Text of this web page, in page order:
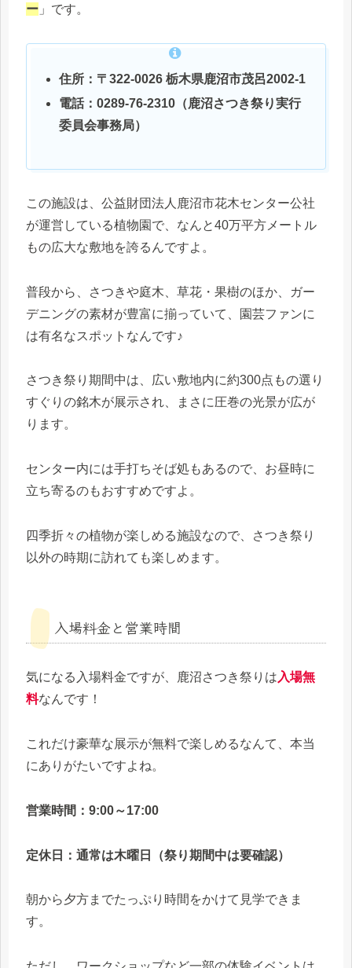
ー 」です。
住所：〒322-0026 栃木県鹿沼市茂呂2002-1
電話：0289-76-2310（鹿沼さつき祭り実行
委員会事務局）
この施設は、公益財団法人鹿沼市花木センター公社
が運営している植物園で、なんと40万平方メートル
もの広大な敷地を誇るんですよ。
普段から、さつきや庭木、草花・果樹のほか、ガー
デニングの素材が豊富に揃っていて、園芸ファンに
は有名なスポットなんです♪
さつき祭り期間中は、広い敷地内に約300点もの選り
すぐりの銘木が展示され、まさに圧巻の光景が広が
ります。
センター内には手打ちそば処もあるので、お昼時に
立ち寄るのもおすすめですよ。
四季折々の植物が楽しめる施設なので、さつき祭り
以外の時期に訪れても楽しめます。
入場料金と営業時間
気になる入場料金ですが、鹿沼さつき祭りは 入場無
料なんです！
これだけ豪華な展示が無料で楽しめるなんて、本当
にありがたいですよね。
営業時間：9:00～17:00
定休日：通常は木曜日（祭り期間中は要確認）
朝から夕方までたっぷり時間をかけて見学できま
す。